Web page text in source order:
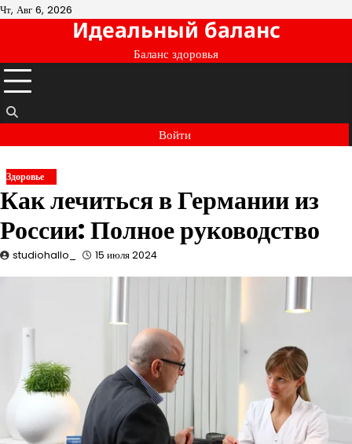
Перейти
Чт, Авг 6, 2026
Идеальный баланс
Баланс здоровья
Войти
Здоровье
Как лечиться в Германии из
России: Полное руководство
studiohallo_ 15 июля 2024